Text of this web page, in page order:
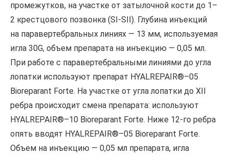
промежутков, на участке от затылочной кости до 1–
2 крестцового позвонка (SI-SII). Глубина инъекций
на паравертебральных линиях — 13 мм, используемая
игла 30G, объем препарата на инъекцию — 0,05 мл.
При работе с паравертебральными линиями до угла
лопатки используют препарат HYALREPAIR®–05
Bioreparant Forte. На участке от угла лопатки до XII
ребра происходит смена препарата: используют
HYALREPAIR®–10 Bioreparant Forte. Ниже 12-го ребра
опять вводят HYALREPAIR®–05 Bioreparant Forte.
Объем на инъекцию — 0,05 мл препарата, игла